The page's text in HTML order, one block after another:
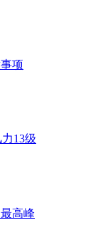
项
13级
高峰